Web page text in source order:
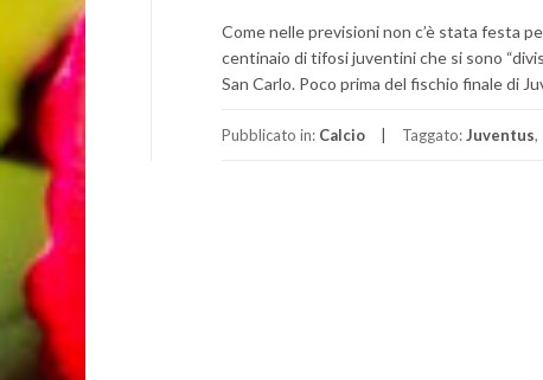
Come nelle previsioni non c’è stata festa
centinaio di tifosi juventini che si sono
San Carlo. Poco prima del fischio finale di
Pubblicato in: Calcio Taggato:Juventus,